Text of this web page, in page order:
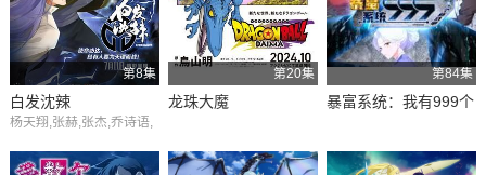
第8集
白发沈辣
杨天翔,张赫,张杰,乔诗语,
第20集
龙珠大魔
第84集
暴富系统：我有999个